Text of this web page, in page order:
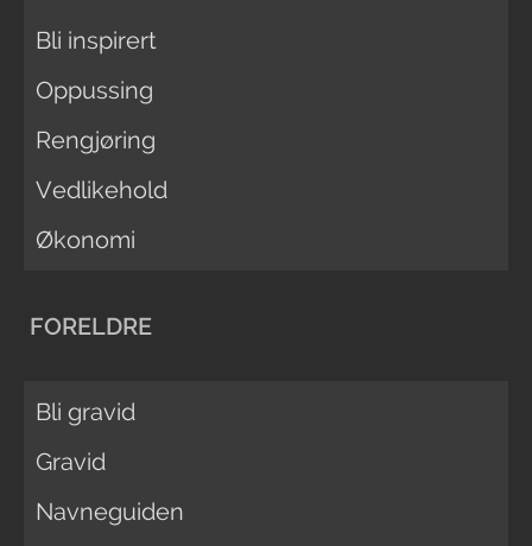
Bli inspirert
Oppussing
Rengjøring
Vedlikehold
Økonomi
FORELDRE
Bli gravid
Gravid
Navneguiden